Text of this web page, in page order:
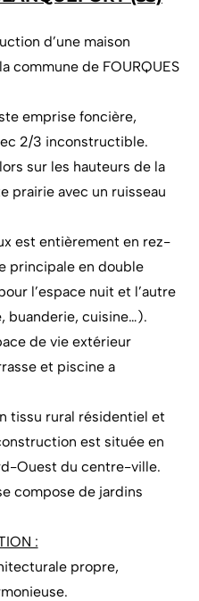
d’une maison
commune de FOURQUES
emprise foncière,
2/3 inconstructible.
sur les hauteurs de la
prairie avec un ruisseau
est entièrement en rez-
principale en double
l’espace nuit et l’autre
buanderie, cuisine…).
de vie extérieur
et piscine a
tissu rural résidentiel et
est située en
Ouest du centre-ville.
compose de jardins
:
propre,